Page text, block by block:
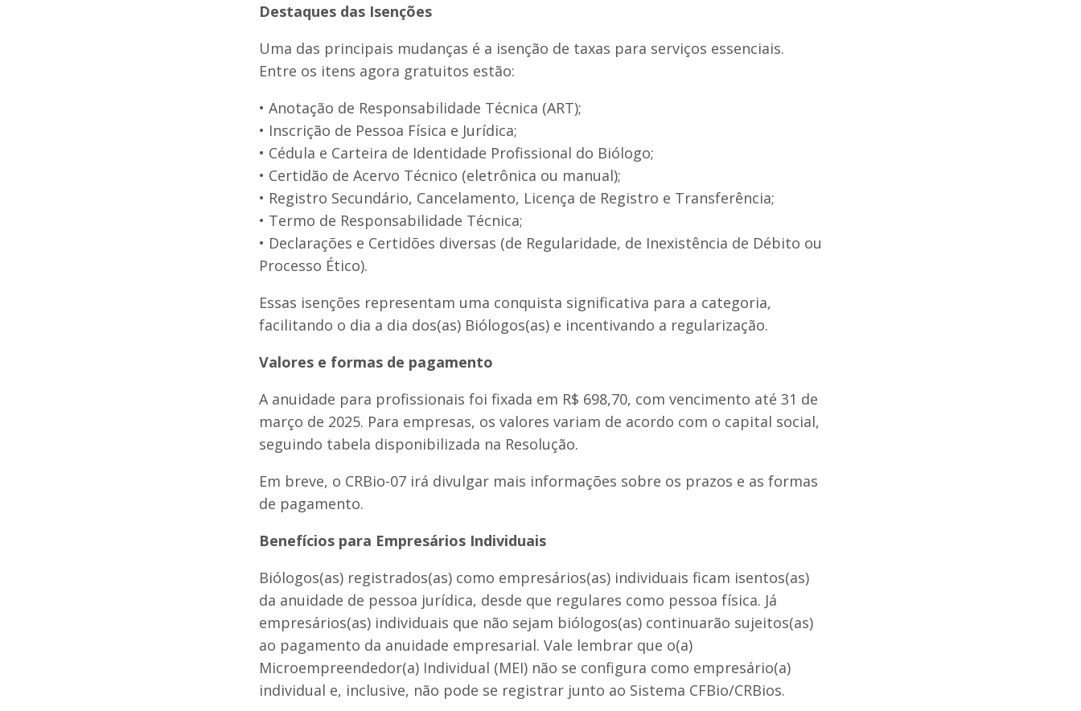
Destaques das Isenções
Uma das principais mudanças é a isenção de taxas para serviços essenciais.
Entre os itens agora gratuitos estão:
•⁠ ⁠Anotação de Responsabilidade Técnica (ART);
•⁠ ⁠Inscrição de Pessoa Física e Jurídica;
•⁠ ⁠Cédula e Carteira de Identidade Profissional do Biólogo;
•⁠ ⁠Certidão de Acervo Técnico (eletrônica ou manual);
•⁠ ⁠Registro Secundário, Cancelamento, Licença de Registro e Transferência;
•⁠ ⁠Termo de Responsabilidade Técnica;
•⁠ ⁠Declarações e Certidões diversas (de Regularidade, de Inexistência de Débito ou
Processo Ético).
Essas isenções representam uma conquista significativa para a categoria,
facilitando o dia a dia dos(as) Biólogos(as) e incentivando a regularização.
Valores e formas de pagamento
A anuidade para profissionais foi fixada em R$ 698,70, com vencimento até 31 de
março de 2025. Para empresas, os valores variam de acordo com o capital social,
seguindo tabela disponibilizada na Resolução.
Em breve, o CRBio-07 irá divulgar mais informações sobre os prazos e as formas
de pagamento.
Benefícios para Empresários Individuais
Biólogos(as) registrados(as) como empresários(as) individuais ficam isentos(as)
da anuidade de pessoa jurídica, desde que regulares como pessoa física. Já
empresários(as) individuais que não sejam biólogos(as) continuarão sujeitos(as)
ao pagamento da anuidade empresarial. Vale lembrar que o(a)
Microempreendedor(a) Individual (MEI) não se configura como empresário(a)
individual e, inclusive, não pode se registrar junto ao Sistema CFBio/CRBios.